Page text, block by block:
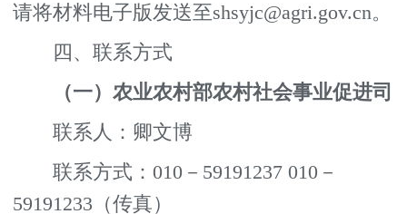
请将材料电子版发送至shsyjc@agri.gov.cn。
四、联系方式
（一）农业农村部农村社会事业促进司
联系人：卿文博
联系方式：010－59191237 010－
59191233（传真）